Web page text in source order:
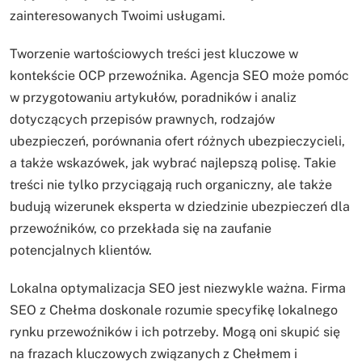
zainteresowanych Twoimi usługami.
Tworzenie wartościowych treści jest kluczowe w
kontekście OCP przewoźnika. Agencja SEO może pomóc
w przygotowaniu artykułów, poradników i analiz
dotyczących przepisów prawnych, rodzajów
ubezpieczeń, porównania ofert różnych ubezpieczycieli,
a także wskazówek, jak wybrać najlepszą polisę. Takie
treści nie tylko przyciągają ruch organiczny, ale także
budują wizerunek eksperta w dziedzinie ubezpieczeń dla
przewoźników, co przekłada się na zaufanie
potencjalnych klientów.
Lokalna optymalizacja SEO jest niezwykle ważna. Firma
SEO z Chełma doskonale rozumie specyfikę lokalnego
rynku przewoźników i ich potrzeby. Mogą oni skupić się
na frazach kluczowych związanych z Chełmem i